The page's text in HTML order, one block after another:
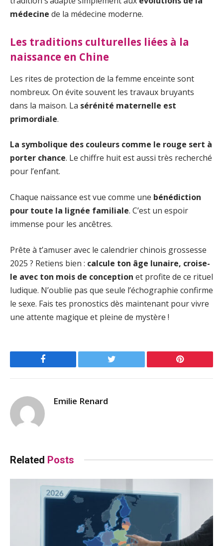
médecine de la médecine moderne.
Les traditions culturelles liées à la
naissance en Chine
Les rites de protection de la femme enceinte sont
nombreux. On évite souvent les travaux bruyants
dans la maison. La sérénité maternelle est
primordiale.
La symbolique des couleurs comme le rouge sert à
porter chance. Le chiffre huit est aussi très recherché
pour l’enfant.
Chaque naissance est vue comme une bénédiction
pour toute la lignée familiale. C’est un espoir
immense pour les ancêtres.
Prête à t’amuser avec le calendrier chinois grossesse
2025 ? Retiens bien : calcule ton âge lunaire, croise-
le avec ton mois de conception et profite de ce rituel
ludique. N’oublie pas que seule l’échographie confirme
le sexe. Fais tes pronostics dès maintenant pour vivre
une attente magique et pleine de mystère !
Facebook Twitter Pinterest
Emilie Renard
Related Posts